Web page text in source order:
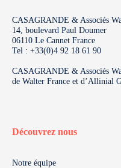
CASAGRANDE & Associés
14, boulevard Paul Doumer
06110 Le Cannet France
Tel : +33(0)4 92 18 61 90
CASAGRANDE & Associés
de Walter France et d’Allinial
Découvrez nous
Notre équipe